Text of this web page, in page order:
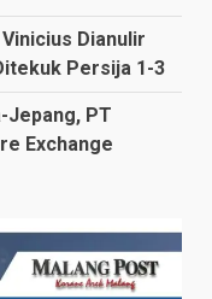
Dianulir
Persija 1-3
Jepang, PT
Exchange